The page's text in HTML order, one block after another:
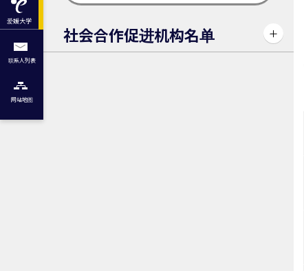
爱媛大学
联系人列表
网站地图
社会合作促进机构名单